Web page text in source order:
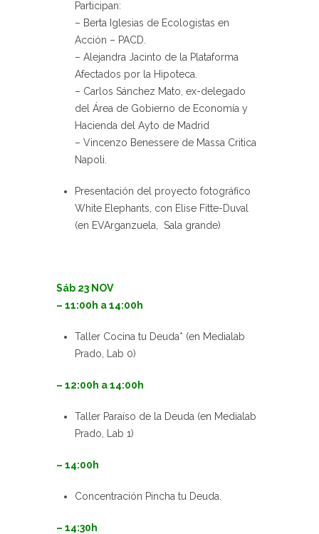
Participan:
– Berta Iglesias de Ecologistas en
Acción – PACD.
– Alejandra Jacinto de la Plataforma
Afectados por la Hipoteca.
– Carlos Sánchez Mato, ex-delegado
del Área de Gobierno de Economía y
Hacienda del Ayto de Madrid
– Vincenzo Benessere de Massa Critica
Napoli.
Presentación del proyecto fotográfico
White Elephants, con Elise Fitte-Duval
(en EVArganzuela, Sala grande)
Sáb 23 NOV
– 11:00h a 14:00h
Taller Cocina tu Deuda* (en Medialab
Prado, Lab 0)
– 12:00h a 14:00h
Taller Paraíso de la Deuda (en Medialab
Prado, Lab 1)
– 14:00h
Concentración Pincha tu Deuda.
– 14:30h